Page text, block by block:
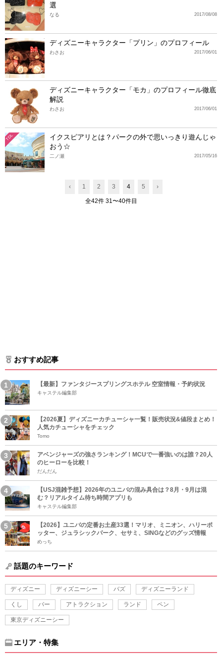
選
2017/08/08
なる
ディズニーキャラクター「プリン」のプロフィール
2017/06/01
わさお
ディズニーキャラクター「モカ」のプロフィール徹底
解説
2017/06/01
わさお
TDL
イクスピアリとは？パークの外で思いっきり遊んじゃ
おう☆
2017/05/16
二ノ瀬
‹ 1 2 3 4 5 ›
全42件 31〜40件目
おすすめ記事
【最新】ファンタジースプリングスホテル 空室情報・予約状況
キャステル編集部
【2026夏】ディズニーカチューシャ一覧！販売状況&値段まとめ！
人気カチューシャをチェック
Tomo
アベンジャーズの強さランキング！MCUで一番強いのは誰？20人
のヒーローを比較！
だんだん
【USJ混雑予想】2026年のユニバの混み具合は？8月・9月は混
む？リアルタイム待ち時間アプリも
キャステル編集部
【2026】ユニバの定番お土産33選！マリオ、ミニオン、ハリーポ
ッター、ジュラシックパーク、セサミ、SINGなどのグッズ情報
めっち
話題のキーワード
ディズニー ディズニーシー バズ ディズニーランド
くし バー アトラクション ランド ペン
東京ディズニーシー
エリア・特集